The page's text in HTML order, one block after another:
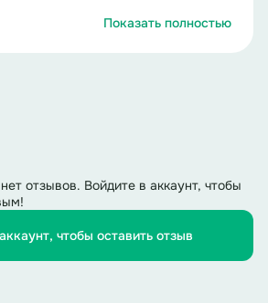
Показать полностью
отзывов. Войдите в аккаунт, чтобы
чтобы оставить отзыв